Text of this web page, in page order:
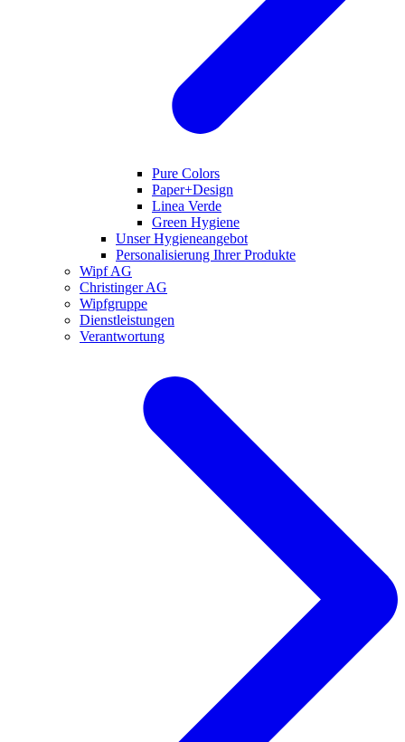
Pure Colors
Paper+Design
Linea Verde
Green Hygiene
Unser Hygieneangebot
Personalisierung Ihrer Produkte
Wipf AG
Christinger AG
Wipfgruppe
Dienstleistungen
Verantwortung